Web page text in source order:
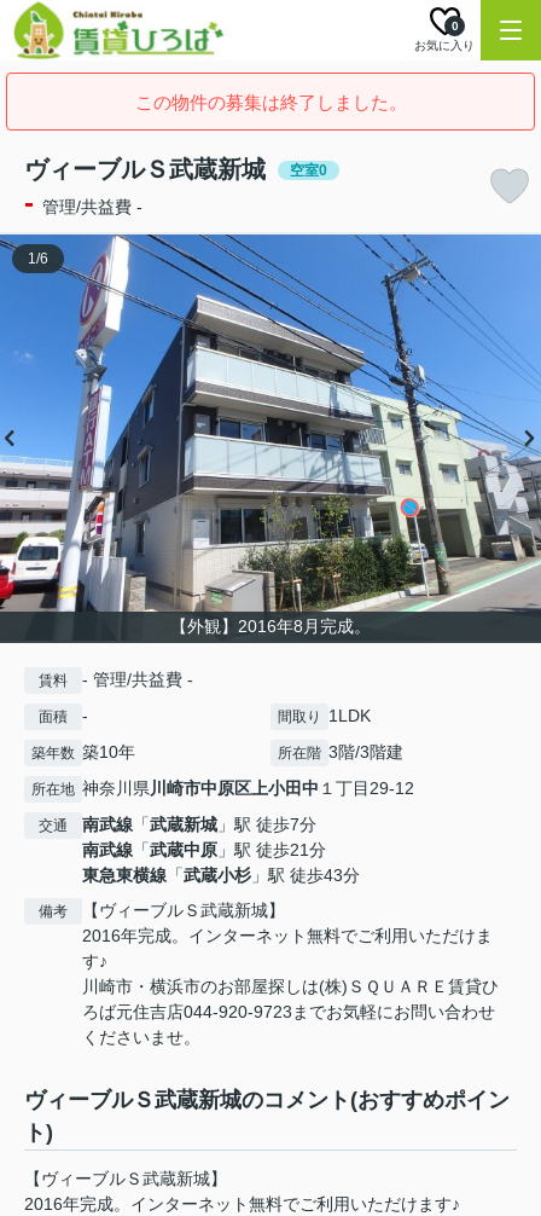
お気に入り
0
この物件の募集は終了しました。
ヴィーブルＳ武蔵新城 空室0
- 管理/共益費 -
【外観】2016年8月完成。
1/6
賃料 - 管理/共益費 -
面積 - 間取り 1LDK
築年数 築10年 所在階 3階/3階建
所在地 神奈川県川崎市中原区上小田中 １丁目29-12
交通 南武線 「武蔵新城 」駅 徒歩7分
南武線 「武蔵中原 」駅 徒歩21分
東急東横線 「武蔵小杉 」駅 徒歩43分
備考
【ヴィーブルＳ武蔵新城】
2016年完成。インターネット無料でご利用いただけま
す♪
川崎市・横浜市のお部屋探しは(株)ＳＱＵＡＲＥ賃貸ひ
ろば元住吉店044-920-9723までお気軽にお問い合わせ
くださいませ。
ヴィーブルＳ武蔵新城のコメント(おすすめポイン
ト)
【ヴィーブルＳ武蔵新城】
2016年完成。インターネット無料でご利用いただけます♪